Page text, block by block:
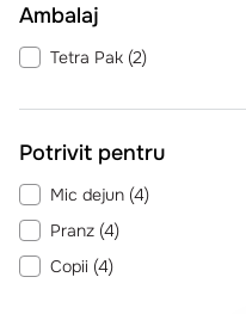
Ambalaj
Tetra Pak (2)
Potrivit pentru
Mic dejun (4)
Pranz (4)
Copii (4)